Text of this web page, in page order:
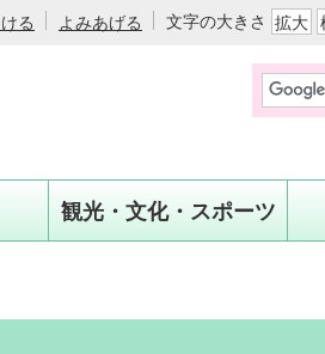
る よみあげる 文字の大きさ 拡大
観光・文化・スポーツ